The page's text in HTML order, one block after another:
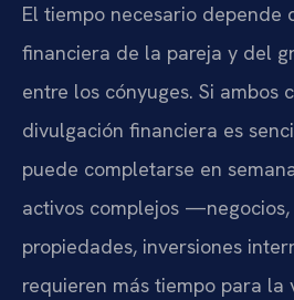
El tiempo necesario depende
financiera de la pareja y del
entre los cónyuges. Si ambos
divulgación financiera es
puede completarse en
activos complejos
propiedades, inversiones
requieren más tiempo para la